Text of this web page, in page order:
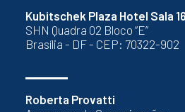
Kubitschek Plaza Hotel Sala
SHN Quadra 02 Bloco “E”
Brasília - DF - CEP: 70322-902
Roberta Provatti